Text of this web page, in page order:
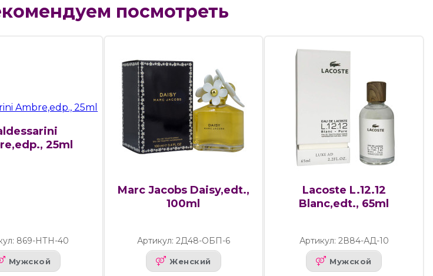
посмотреть
25ml
869-НТН-40
Мужской
Marc Jacobs Daisy,edt.,
100ml
Артикул: 2Д48-ОБП-6
Женский
Lacoste L.12.12
Blanc,edt., 65ml
Артикул: 2В84-АД-10
Мужской